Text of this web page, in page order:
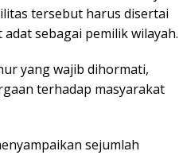
tersebut harus disertai
sebagai pemilik wilayah.
yang wajib dihormati,
terhadap masyarakat
sejumlah